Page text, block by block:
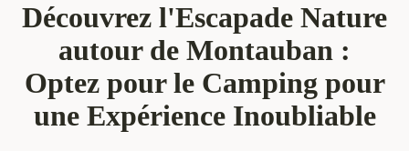
Découvrez l'Escapade Nature
autour de Montauban :
Optez pour le Camping pour
une Expérience Inoubliable